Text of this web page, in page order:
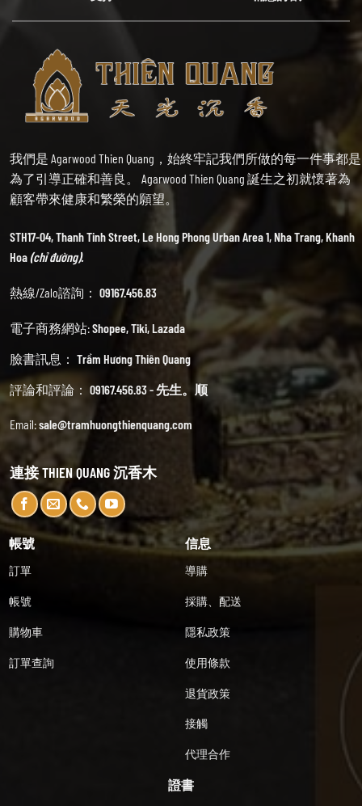
我們是 Agarwood Thien Quang，始終牢記我們所做的每一件事都是
為了引導正確和善良。 Agarwood Thien Quang 誕生之初就懷著為
顧客帶來健康和繁榮的願望。
STH17-04, Thanh Tinh Street, Le Hong Phong Urban Area 1, Nha Trang, Khanh
Hoa(chỉ đường).
熱線/Zalo諮詢： 09167.456.83
電子商務網站:Shopee,Tiki,Lazada
臉書訊息： Trầm Hương Thiên Quang
評論和評論： 09167.456.83 - 先生。顺
Email:sale@tramhuongthienquang.com
連接 THIEN QUANG 沉香木
帳號
訂單
帳號
購物車
訂單查詢
信息
導購
採購、配送
隱私政策
使用條款
退貨政策
接觸
代理合作
證書